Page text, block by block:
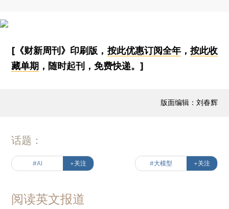
[《财新周刊》印刷版， 按此优惠订阅全年， 按此收
藏单期 ，随时起刊，免费快递。]
版面编辑：刘春辉
话题：
#AI +关注 #大模型 +关注
阅读英文报道